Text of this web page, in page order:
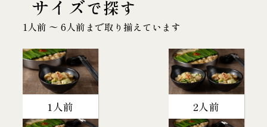
サイズで探す
1人前 〜 6人前まで取り揃えています
1人前 2人前